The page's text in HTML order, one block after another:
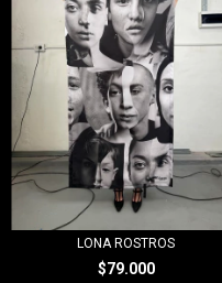
LONA ROSTROS
$79.000